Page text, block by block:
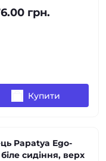
грн.
Купити
Papatya Ego-
сидіння, верх